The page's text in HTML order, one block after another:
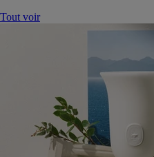
Tout voir